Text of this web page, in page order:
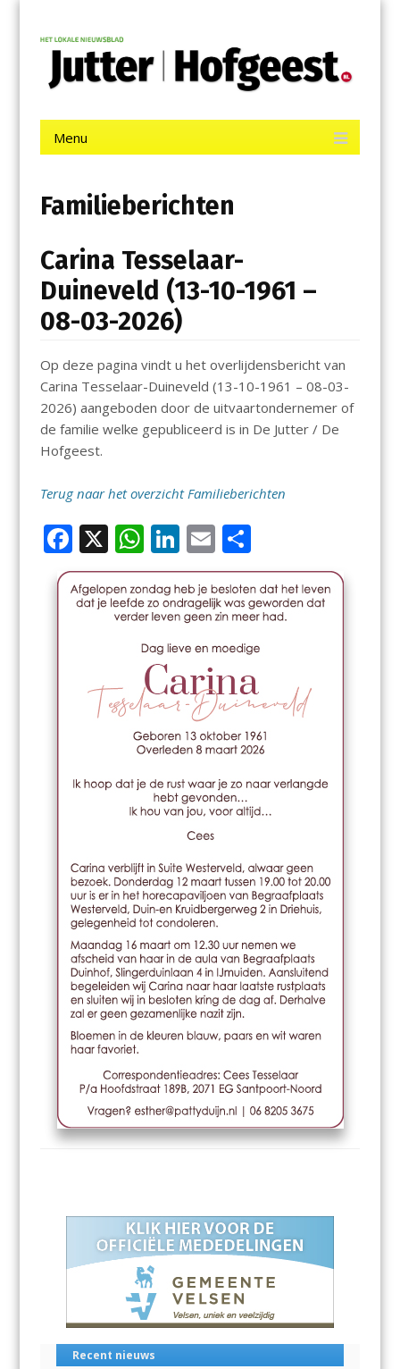
contentJutter | Hofgeest
Menu
Familieberichten
Carina Tesselaar-
Duineveld (13-10-1961 –
08-03-2026)
Op deze pagina vindt u het overlijdensbericht van
Carina Tesselaar-Duineveld (13-10-1961 – 08-03-
2026) aangeboden door de uitvaartondernemer of
de familie welke gepubliceerd is in De Jutter / De
Hofgeest.
Terug naar het overzicht Familieberichten
F
ac
e
o
X W
h
at
s
A
p
p
Li
n
k
e
dI
n
E
m
ai
l
D
el
e
n
Recent nieuws